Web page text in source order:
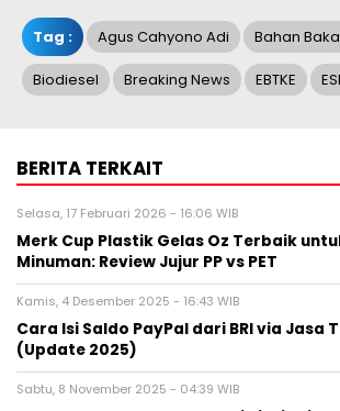
Tag : Agus Cahyono Adi Bahan
Biodiesel Breaking News EBTKE
BERITA TERKAIT
Selasa, 17 Februari 2026 - 16:06 WIB
Merk Cup Plastik Gelas Oz Terbaik
Minuman: Review Jujur PP vs PET
Kamis, 4 Desember 2025 - 16:43 WIB
Cara Isi Saldo PayPal dari BRI via Jasa
(Update 2025)
Sabtu, 8 November 2025 - 04:39 WIB